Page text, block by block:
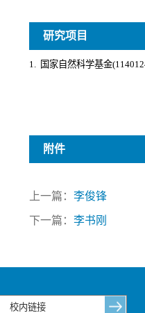
研究项目
附件
上一篇： 李俊锋
下一篇： 李书刚